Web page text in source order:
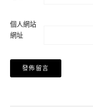
個人網站
網址